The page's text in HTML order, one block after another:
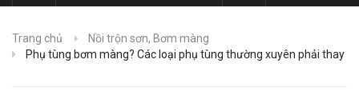
Trang chủ
Nồi trộn sơn, Bơm màng
Phụ tùng bơm màng? Các loại phụ tùng thường xuyên phải thay